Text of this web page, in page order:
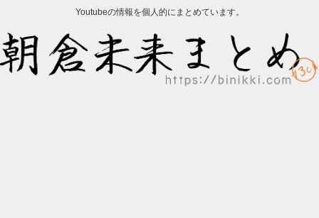
Youtubeの情報を個人的にまとめています。